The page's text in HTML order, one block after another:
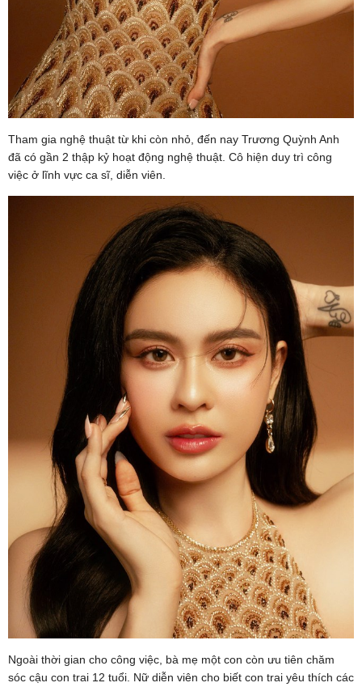
Tham gia nghệ thuật từ khi còn nhỏ, đến nay Trương Quỳnh Anh
đã có gần 2 thập kỷ hoạt động nghệ thuật. Cô hiện duy trì công
việc ở lĩnh vực ca sĩ, diễn viên.
Ngoài thời gian cho công việc, bà mẹ một con còn ưu tiên chăm
sóc cậu con trai 12 tuổi. Nữ diễn viên cho biết con trai yêu thích các